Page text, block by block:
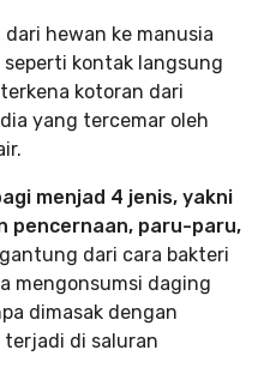
hewan ke manusia
seperti kontak langsung
kotoran dari
yang tercemar oleh
menjad 4 jenis, yakni
pencernaan, paru-paru,
dari cara bakteri
mengonsumsi daging
dimasak dengan
di saluran